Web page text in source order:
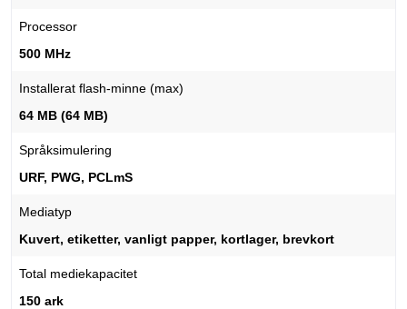
Processor
500 MHz
Installerat flash-minne (max)
64 MB (64 MB)
Språksimulering
URF, PWG, PCLmS
Mediatyp
Kuvert, etiketter, vanligt papper, kortlager, brevkort
Total mediekapacitet
150 ark